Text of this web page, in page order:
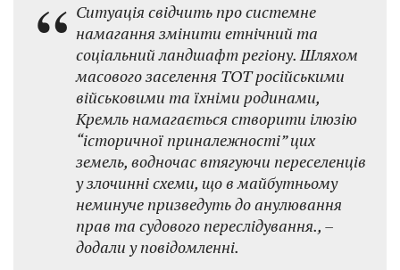
Ситуація свідчить про системне
намагання змінити етнічний та
соціальний ландшафт регіону. Шляхом
масового заселення ТОТ російськими
військовими та їхніми родинами,
Кремль намагається створити ілюзію
“історичної приналежності” цих
земель, водночас втягуючи переселенців
у злочинні схеми, що в майбутньому
неминуче призведуть до анулювання
прав та судового переслідування.⁩, –
додали у повідомленні.